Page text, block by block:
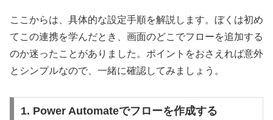
ここからは、具体的な設定手順を解説します。ぼくは初め
てこの連携を学んだとき、画面のどこでフローを追加する
のか迷ったことがありました。ポイントをおさえれば意外
とシンプルなので、一緒に確認してみましょう。
1. Power Automateでフローを作成する